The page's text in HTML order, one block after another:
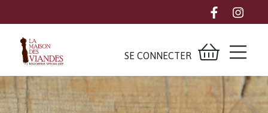
SE CONNECTER